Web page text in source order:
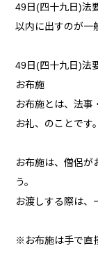
49日(四十九日)法
以内に出すのが一
49日(四十九日)法
お布施
お布施とは、法事
お礼、のことです。
お布施は、僧侶が
う。
お渡しする際は、
※お布施は手で直